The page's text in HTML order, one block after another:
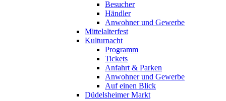
Besucher
Händler
Anwohner und Gewerbe
Mittelalterfest
Kulturnacht
Programm
Tickets
Anfahrt & Parken
Anwohner und Gewerbe
Auf einen Blick
Düdelsheimer Markt